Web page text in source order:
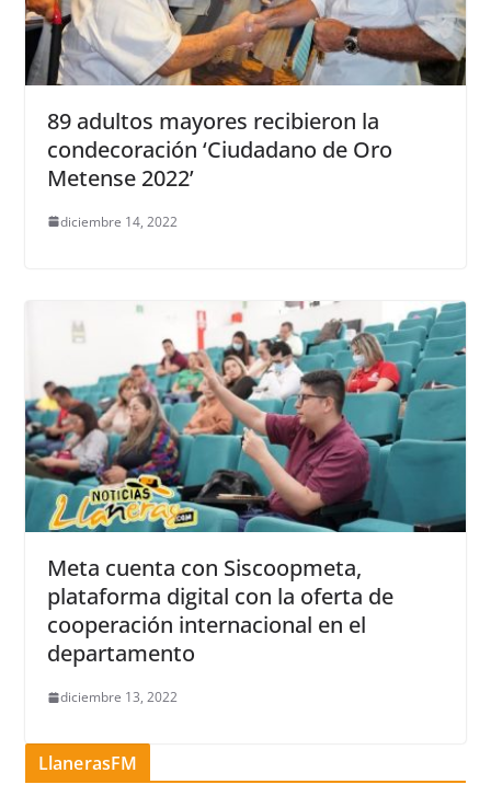
89 adultos mayores recibieron la
condecoración ‘Ciudadano de Oro
Metense 2022’
diciembre 14, 2022
Meta cuenta con Siscoopmeta,
plataforma digital con la oferta de
cooperación internacional en el
departamento
diciembre 13, 2022
LlanerasFM